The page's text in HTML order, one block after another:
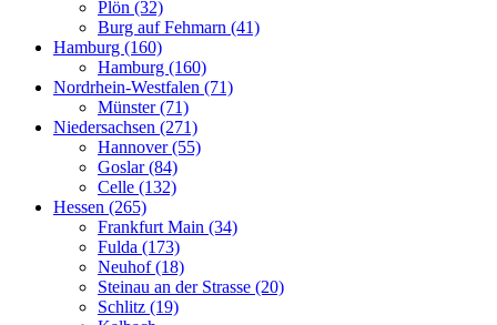
Plön (32)
Burg auf Fehmarn (41)
Hamburg (160)
Hamburg (160)
Nordrhein-Westfalen (71)
Münster (71)
Niedersachsen (271)
Hannover (55)
Goslar (84)
Celle (132)
Hessen (265)
Frankfurt Main (34)
Fulda (173)
Neuhof (18)
Steinau an der Strasse (20)
Schlitz (19)